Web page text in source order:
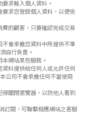
求輸入個人資料。
要求您登錄個人資料，以便完
的顧客，只要確認完成交易
不會承擔您資料中所提供不準
自行負責。
網站某些服務。
資料提供給任何人或允許任何
公司不會承擔任何不當使用
關閉瀏覽器，以防他人看到
訂閱，可聯繫相應網站之客服